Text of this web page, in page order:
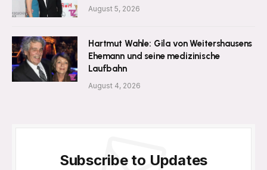
August 5, 2026
Hartmut Wahle: Gila von Weitershausens
Ehemann und seine medizinische
Laufbahn
August 4, 2026
Subscribe to Updates